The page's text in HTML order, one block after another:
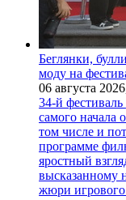
Беглянки,
моду на
06 августа
34-й
самого начала
том числе и
программе
яростный
высказанному
жюри игрового